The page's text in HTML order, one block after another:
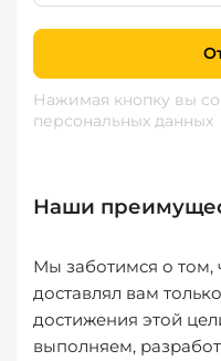
Нажимая кнопку вы
персональных данных
Наши
Мы заботимся о том,
доставлял вам
достижения этой
выполняем,